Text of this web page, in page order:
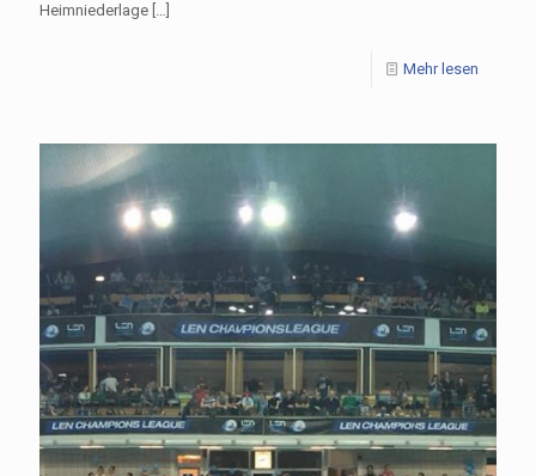
Heimniederlage […]
Mehr lesen